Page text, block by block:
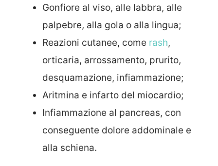
Gonfiore al viso, alle labbra, alle
palpebre, alla gola o alla lingua;
Reazioni cutanee, come rash,
orticaria, arrossamento, prurito,
desquamazione, infiammazione;
Aritmina e infarto del miocardio;
Infiammazione al pancreas, con
conseguente dolore addominale e
alla schiena.